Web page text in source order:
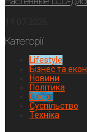
Категорії
Lifestyle
Бізнес та
Новини
Політика
Спорт
Суспільство
Техніка